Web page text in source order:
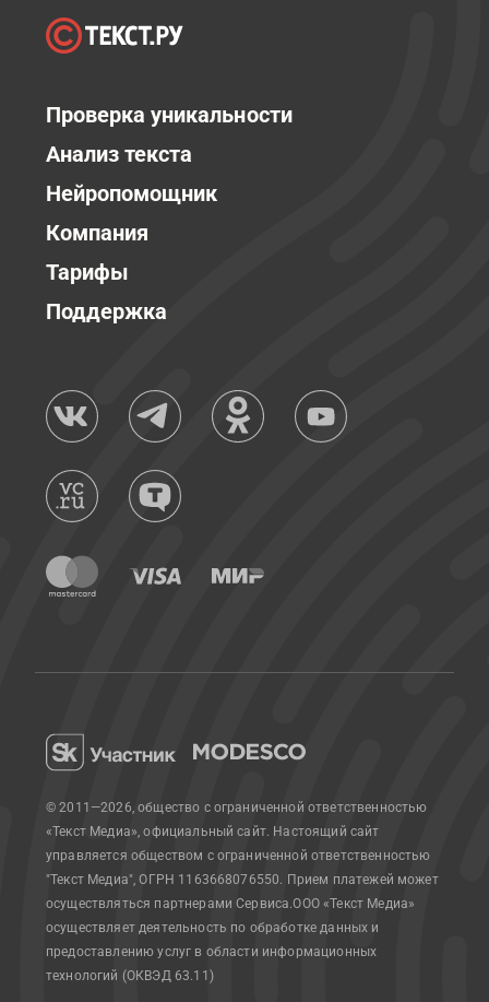
Проверка уникальности
Анализ текста
Нейропомощник
Компания
Тарифы
Поддержка
© 2011—2026, общество с ограниченной ответственностью
«Текст Медиа», официальный сайт. Настоящий сайт
управляется обществом с ограниченной ответственностью
"Текст Медиа", ОГРН 1163668076550. Прием платежей может
осуществляться партнерами Сервиса.ООО «Текст Медиа»
осуществляет деятельность по обработке данных и
предоставлению услуг в области информационных
технологий (ОКВЭД 63.11)